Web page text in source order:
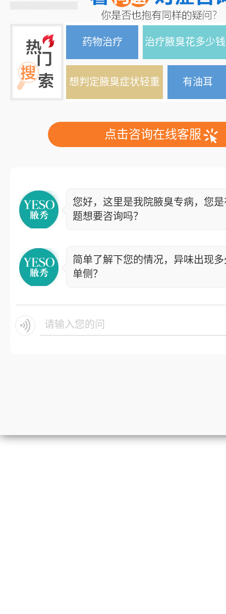
药物治疗 治疗腋臭花多少钱
想判定腋臭症状轻重 有油耳
点击咨询在线客服
您好，这里是我院腋臭专病，您
题想要咨询吗？
简单了解下您的情况，异味出现
单侧？
请输入您的问题